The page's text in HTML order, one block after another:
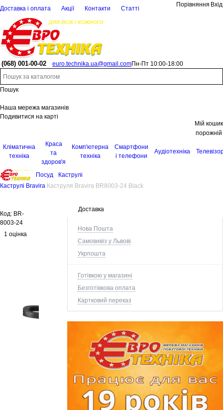
Доставка і оплата Акції Контакти Статті
Порівняння Вхід
(068) 001-00-02 euro.technika.ua@gmail.comПн-Пт 10:00-18:00
Пошук
Наша мережа магазинів
Подивитися на карті
Мій кошик
порожній
Кліматична
техніка
Краса
та
здоров'я
Комп'ютерна
техніка
Смартфони
і телефони
Аудіотехніка
Посуд
Каструлі
Каструлі Bravira Каструля Bravira BR8003-24 Black
Доставка
Нова Пошта
Самовивіз у Львові
Укрпошта
Готівкою у магазині
Безготівкова оплата
Картковий переказ
Код: BR-
8003-24
1 оцінка